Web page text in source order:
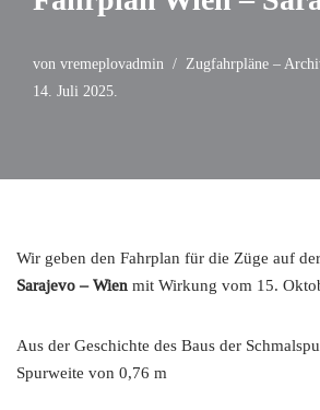
von vremeplovadmin
Zugfahrpläne –
14. Juli 2025.
Wir geben den Fahrplan für die Züge auf
Sarajevo – Wien mit Wirkung vom 15.
Aus der Geschichte des Baus der
Spurweite von 0,76 m